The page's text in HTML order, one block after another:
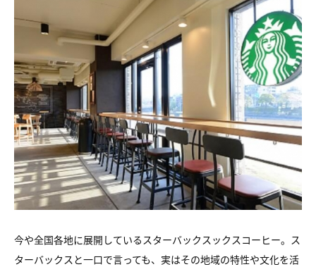
今や全国各地に展開しているスターバックスックスコーヒー。ス
ターバックスと一口で言っても、実はその地域の特性や文化を活